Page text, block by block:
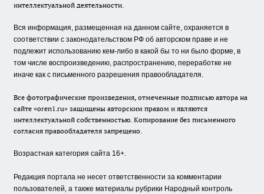
интеллектуальной деятельности.
Вся информация, размещенная на данном сайте, охраняется в
соответствии с законодательством РФ об авторском праве и не
подлежит использованию кем-либо в какой бы то ни было форме, в
том числе воспроизведению, распространению, переработке не
иначе как с письменного разрешения правообладателя.
Все фотографические произведения, отмеченные подписью автора на
сайте «oren1.ru» защищены авторским правом и являются
интеллектуальной собственностью. Копирование без письменного
согласия правообладателя запрещено.
Возрастная категория сайта 16+.
Редакция портала не несет ответственности за комментарии
пользователей, а также материалы рубрики Народный контроль